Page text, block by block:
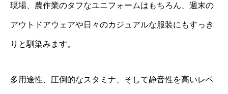
現場、農作業のタフなユニフォームはもちろん、週末の
アウトドアウェアや日々のカジュアルな服装にもすっき
りと馴染みます。
多用途性、圧倒的なスタミナ、そして静音性を高いレベ